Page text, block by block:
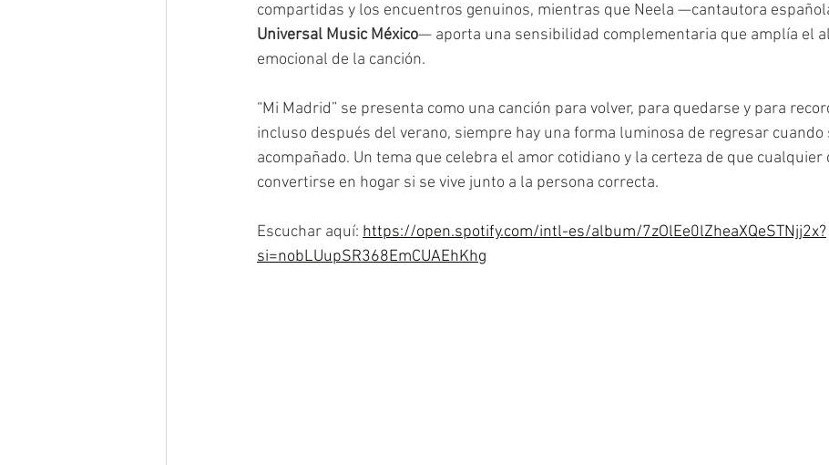
compartidas y los encuentros genuinos, mientras que Neela —cantautora
Universal Music México— aporta una sensibilidad complementaria que amplía el
emocional de la canción.
“Mi Madrid” se presenta como una canción para volver, para quedarse y para
incluso después del verano, siempre hay una forma luminosa de regresar cuando
acompañado. Un tema que celebra el amor cotidiano y la certeza de que cualquier
convertirse en hogar si se vive junto a la persona correcta.
Escuchar aquí: https://open.spotify.com/intl-es/album/7zOlEe0lZheaXQeSTNjj2x?
si=nobLUupSR368EmCUAEhKhg